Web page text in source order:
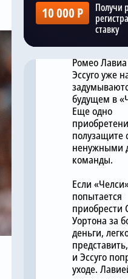
10 000 Р
Получи
ставку
Kazak,2
После
контрактов с
Ромео
Эссуго уже
будущем в
Еще одно
полузащите
ненужными
команды.
Если
попытается
приобрести
Уортона за
деньги,
и Эссуго
уходе.